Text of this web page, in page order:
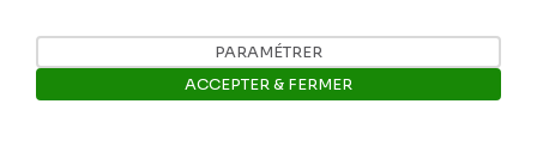
PARAMÉTRER
ACCEPTER & FERMER